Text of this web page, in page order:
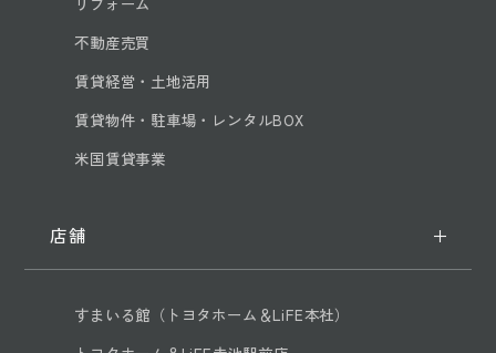
不動産売買
賃貸経営・土地活用
賃貸物件・駐車場・レンタルBOX
米国賃貸事業
店舗
すまいる館（トヨタホーム＆LiFE本社）